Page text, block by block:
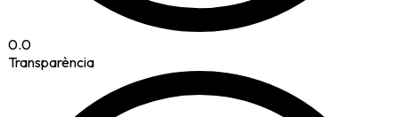
0.0
Transparència